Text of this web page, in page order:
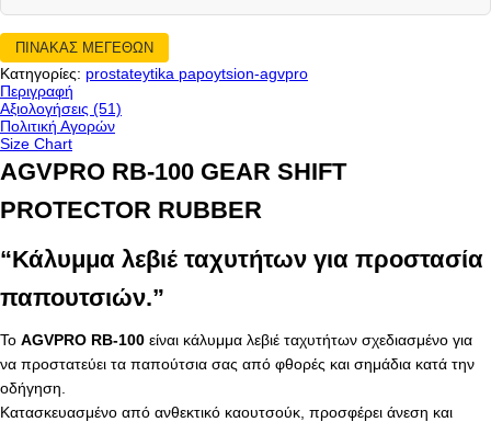
ΠΙΝΑΚΑΣ ΜΕΓΕΘΩΝ
Κατηγορίες: prostateytika papoytsion-agvpro
Περιγραφή
Αξιολογήσεις (51)
Πολιτική Αγορών
Size Chart
AGVPRO RB-100 GEAR SHIFT
PROTECTOR RUBBER
“Κάλυμμα λεβιέ ταχυτήτων για προστασία
παπουτσιών.”
Το AGVPRO RB-100 είναι κάλυμμα λεβιέ ταχυτήτων σχεδιασμένο για
να προστατεύει τα παπούτσια σας από φθορές και σημάδια κατά την
οδήγηση.
Κατασκευασμένο από ανθεκτικό καουτσούκ, προσφέρει άνεση και